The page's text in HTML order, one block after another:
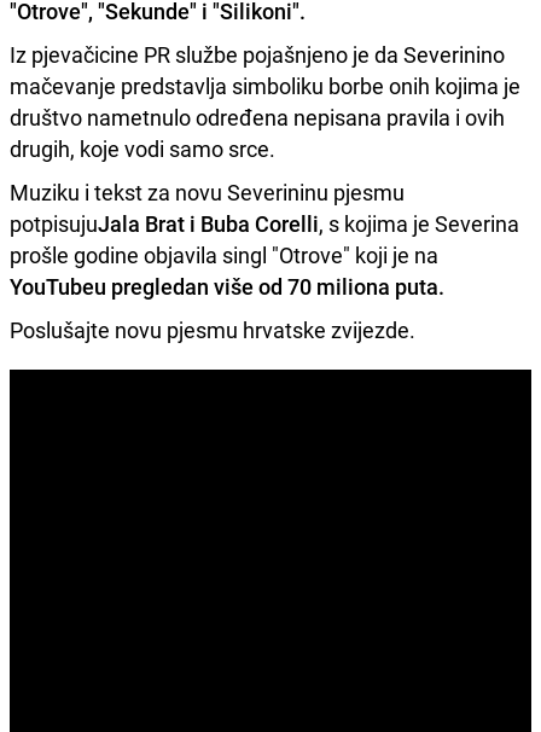
"Otrove", "Sekunde" i "Silikoni".
Iz pjevačicine PR službe pojašnjeno je da Severinino
mačevanje predstavlja simboliku borbe onih kojima je
društvo nametnulo određena nepisana pravila i ovih
drugih, koje vodi samo srce.
Muziku i tekst za novu Severininu pjesmu
potpisujuJala Brat i Buba Corelli, s kojima je Severina
prošle godine objavila singl "Otrove" koji je na
YouTubeu pregledan više od 70 miliona puta.
Poslušajte novu pjesmu hrvatske zvijezde.